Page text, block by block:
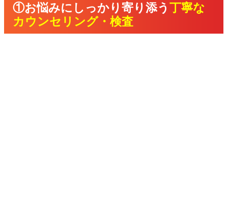
①お悩みにしっかり寄り添う丁寧な
カウンセリング・検査